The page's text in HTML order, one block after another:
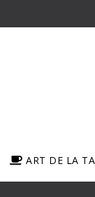
ART DE LA